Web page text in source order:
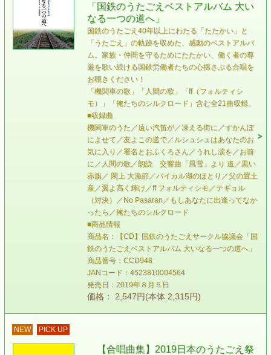
「国鉄のうたごえベストアルバム 大い
なる一つの道へ」
国鉄のうたごえ40年以上にわたる「たたかい」と
「うたごえ」の軌跡を収めた、感動のベストアルバ
ム。家族・仲間を守るためにたたかい、働く者の尊
厳を歌い続ける国鉄労働者たちの心揺さぶる合唱を
お聴きください！
「機関車の歌」「人間の歌」「ff（フォルティシ
モ）」「俺たちのシルクロード」含む全21曲収録。
■収録曲
機関車のうた／遠い汽笛が／凍える街に／すかんぽ
によせて／友よこの道で／ルシュシュはあなたのお
気に入り／署名とおふくろさん／うれし涙を／お前
に／人間の歌／朗読 交響曲「風雪」より 道／黒い
赤旗／ 閖上 大漁節／バイカル湖のほとり／父の置土
産／翼よ高く輝け／ff フォルティシモ／テギョル
（対決）／No Pasaran／もしあなたに出逢ってなか
ったら／俺たちのシルクロード
■商品情報
商品名：【CD】国鉄のうたごえサークル協議会「国
鉄のうたごえベストアルバム 大いなる一つの道へ」
商品番号：CCD948
JANコード：4523810004564
発売日：2019年８月５日
価格： 2,547円(本体 2,315円)
NEW PICK UP
【合唱曲集】2019日本のうたごえ祭